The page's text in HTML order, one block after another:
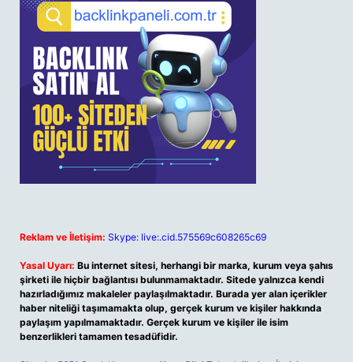
Reklam ve İletişim: Skype: live:.cid.575569c608265c69
Yasal Uyarı: Bu internet sitesi, herhangi bir marka, kurum veya şahıs
şirketi ile hiçbir bağlantısı bulunmamaktadır. Sitede yalnızca kendi
hazırladığımız makaleler paylaşılmaktadır. Burada yer alan içerikler
haber niteliği taşımamakta olup, gerçek kurum ve kişiler hakkında
paylaşım yapılmamaktadır. Gerçek kurum ve kişiler ile isim
benzerlikleri tamamen tesadüfidir.